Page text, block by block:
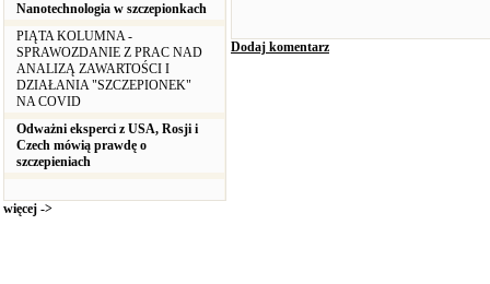
Nanotechnologia w szczepionkach
PIĄTA KOLUMNA -
SPRAWOZDANIE Z PRAC NAD
ANALIZĄ ZAWARTOŚCI I
DZIAŁANIA "SZCZEPIONEK"
NA COVID
Odważni eksperci z USA, Rosji i
Czech mówią prawdę o
szczepieniach
więcej ->
Dodaj komentarz